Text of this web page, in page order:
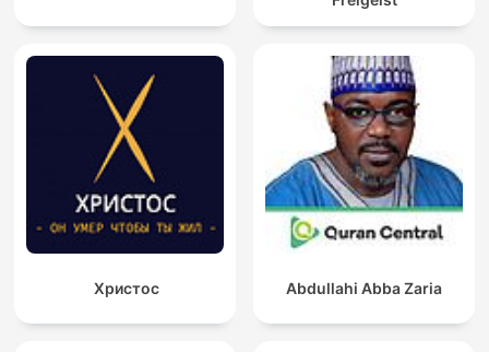
Христос Abdullahi Abba Zaria